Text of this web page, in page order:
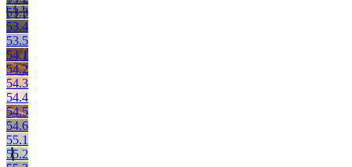
53.3
53.4
53.5
54.1
54.2
54.3
54.4
54.5
54.6
55.1
55.2